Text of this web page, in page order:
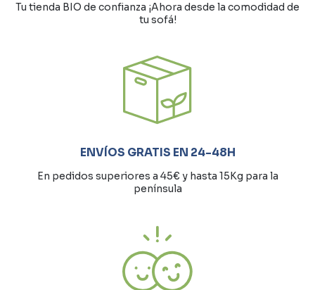
Tu tienda BIO de confianza ¡Ahora desde la comodidad de
tu sofá!
ENVÍOS GRATIS EN 24-48H
En pedidos superiores a 45€ y hasta 15Kg para la
península